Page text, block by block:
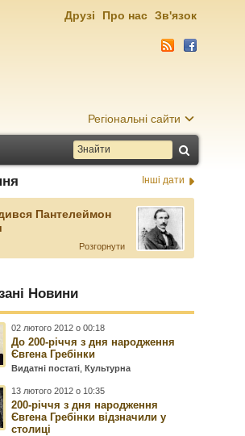
Регіональні сайти
Друзі Про нас Зв'язок
Інші дати
Пантелеймон
Розгорнути
Новини
02 лютого 2012 о 00:18
До 200-річчя з дня народження
Євгена Гребінки
Видатні постаті ,Культурна
13 лютого 2012 о 10:35
200-річчя з дня народження
Євгена Гребінки відзначили у
столиці